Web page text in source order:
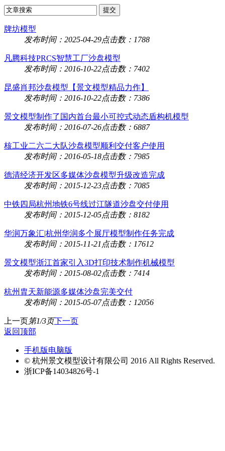
牌坊模型
发布时间：2025-04-29点击数：1788
凡腾科技PRCS智慧工厂沙盘模型
发布时间：2016-10-22点击数：7402
昆盛肖邦沙盘模型【景文模型精品力作】
发布时间：2016-10-22点击数：7386
景文模型制作了国内首台最小可控式动态盾构机模型
发布时间：2016-07-26点击数：6887
核工业二六二大队沙盘模型顺利交付客户使用
发布时间：2016-05-18点击数：7985
德清经济开发区多媒体沙盘模型升级改造完成
发布时间：2015-12-23点击数：7085
中铁四局杭州地铁6号线过江隧道沙盘交付使用
发布时间：2015-12-05点击数：8182
华润万象汇|杭州华润多个展厅模型制作任务完成
发布时间：2015-11-21 点击数：17612
景文模型浙江首家引入3D打印技术制作机械模型
发布时间：2015-08-02点击数：7414
杭州胄天新能源多媒体沙盘完美交付
发布时间：2015-05-07点击数：12056
上一页第1/3页下一页
返回顶部
手机版电脑版
© 杭州景文模型设计有限公司 2016 All Rights Reserved.
浙ICP备14034826号-1